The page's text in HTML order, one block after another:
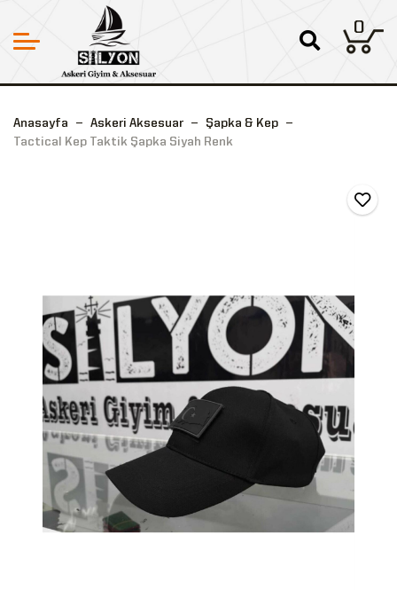
0
Anasayfa Askeri Aksesuar
Şapka & Kep
Tactical Kep Taktik Şapka Siyah Renk